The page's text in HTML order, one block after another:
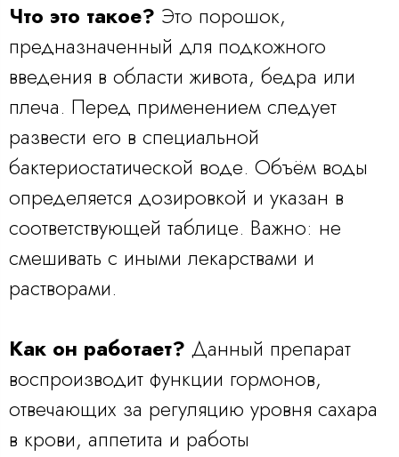
Что это такое? Это порошок,
предназначенный для подкожного
введения в области живота, бедра или
плеча. Перед применением следует
развести его в специальной
бактериостатической воде. Объём воды
определяется дозировкой и указан в
соответствующей таблице. Важно: не
смешивать с иными лекарствами и
растворами.
Как он работает? Данный препарат
воспроизводит функции гормонов,
отвечающих за регуляцию уровня сахара
в крови, аппетита и работы